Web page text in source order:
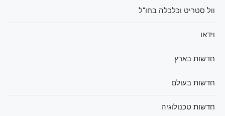
וול סטריט וכלכלה בחו"ל
וידאו
חדשות בארץ
חדשות בעולם
חדשות טכנולוגיה